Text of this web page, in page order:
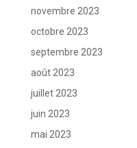
novembre 2023
octobre 2023
septembre 2023
août 2023
juillet 2023
juin 2023
mai 2023